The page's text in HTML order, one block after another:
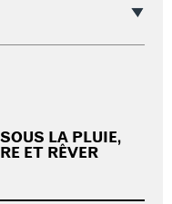
LA PLUIE,
ET RÊVER